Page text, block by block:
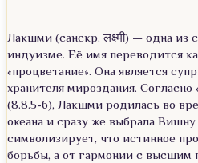
Лакшми (санскр. लक्ष्मी) — одна из
индуизме. Её имя переводится
«процветание». Она является
хранителя мироздания.
(8.8.5-6), Лакшми родилась во
океана и сразу же выбрала
символизирует, что истинное
борьбы, а от гармонии с высшим